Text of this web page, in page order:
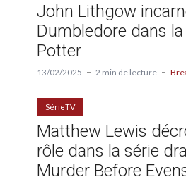
John Lithgow
Dumbledore dans
Potter
13/02/2025 2 min de lecture
SérieTV
Matthew Lewis
rôle dans la série
Murder Before